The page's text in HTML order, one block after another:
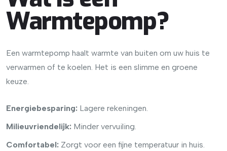
Warmtepomp?
Een warmtepomp haalt warmte van buiten om uw huis te
verwarmen of te koelen. Het is een slimme en groene
keuze.
Energiebesparing: Lagere rekeningen.
Milieuvriendelijk: Minder vervuiling.
Comfortabel: Zorgt voor een fijne temperatuur in huis.